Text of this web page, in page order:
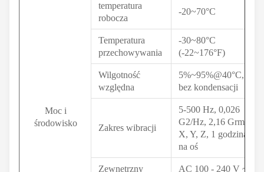
Moc i
środowisko
temperatura
robocza
-20~70°C
Temperatura
przechowywania
-30~80°C
(-22~176°F)
Wilgotność
względna
5%~95%@40°C,
bez kondensacji
Zakres wibracji
5-500 Hz, 0,026
G2/Hz, 2,16 Grms,
X, Y, Z, 1 godzina
na oś
Zewnętrzny
AC 100 - 240 V ~